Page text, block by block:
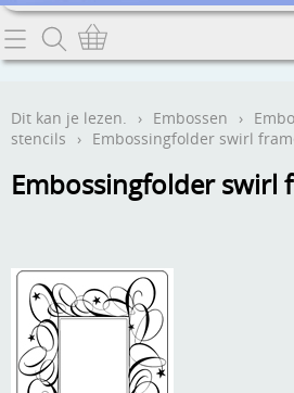
Home
Contact
Webwinkel
Aanbiedingen
Andere
Boeken en magazines
Verzend - en verpakkingsk
Mijn account
Dit kan je lezen. › Embossen ›
stencils
› Embossingfolder swirl
Embossingfolder swirl